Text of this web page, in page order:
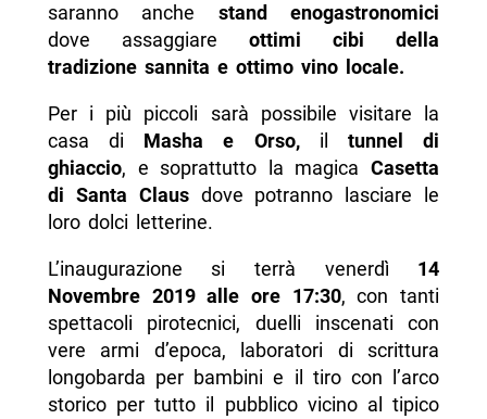
saranno anche stand enogastronomici
dove assaggiare ottimi cibi della
tradizione sannita e ottimo vino locale.
Per i più piccoli sarà possibile visitare la
casa di Masha e Orso,il tunnel di
ghiaccio, e soprattutto la magicaCasetta
di Santa Clausdove potranno lasciare le
loro dolci letterine.
L’inaugurazione si terrà venerdì 14
Novembre 2019 alle ore 17:30, con tanti
spettacoli pirotecnici, duelli inscenati con
vere armi d’epoca, laboratori di scrittura
longobarda per bambini e il tiro con l’arco
storico per tutto il pubblico vicino al tipico